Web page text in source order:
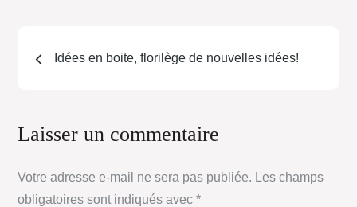
Idées en boite, florilège de nouvelles idées!
Laisser un commentaire
Votre adresse e-mail ne sera pas publiée. Les champs
obligatoires sont indiqués avec*